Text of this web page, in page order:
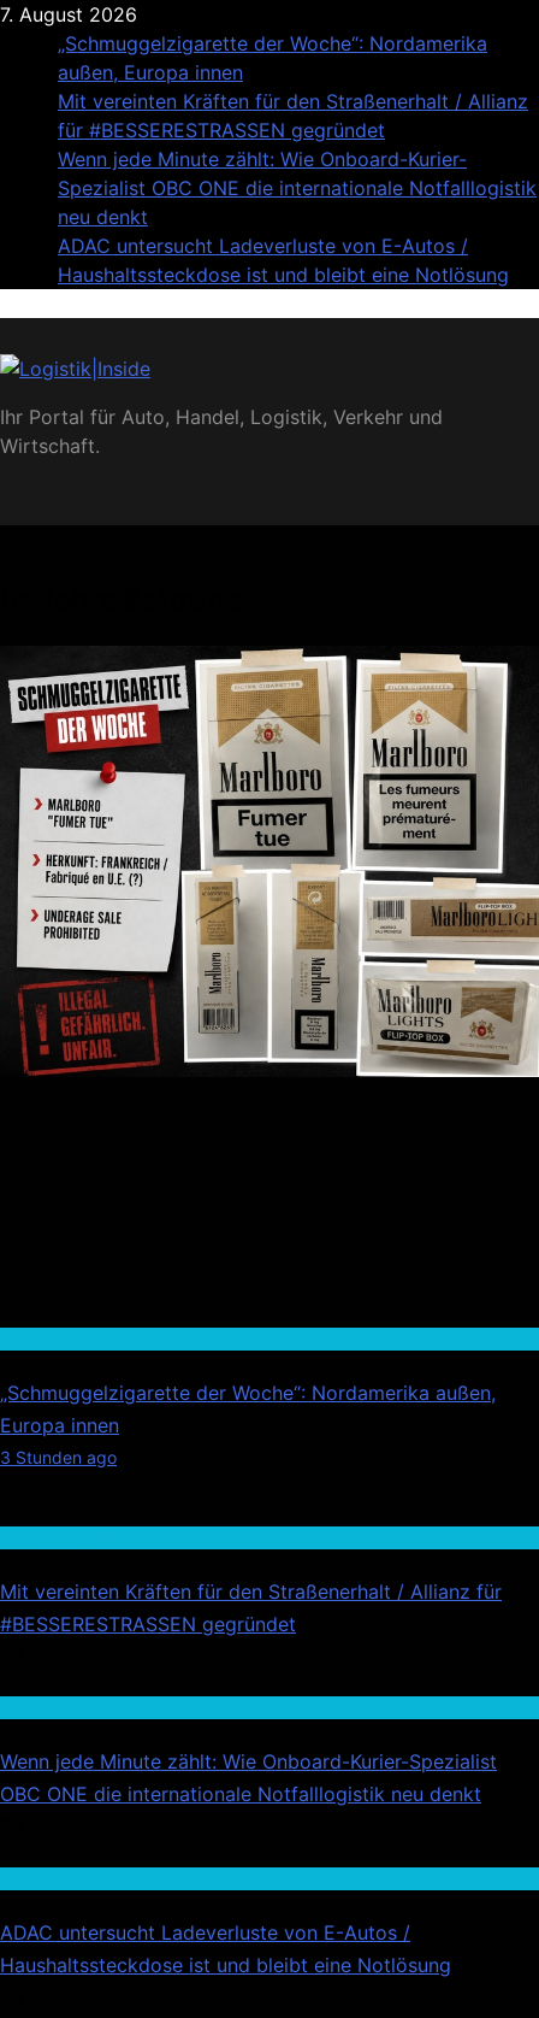
Skip
content
7. August 2026
„Schmuggelzigarette der Woche“: Nordamerika
außen, Europa innen
Mit vereinten Kräften für den Straßenerhalt / Allianz
für #BESSERESTRASSEN gegründet
Wenn jede Minute zählt: Wie Onboard-Kurier-
Spezialist OBC ONE die internationale Notfalllogistik
neu denkt
ADAC untersucht Ladeverluste von E-Autos /
Haushaltssteckdose ist und bleibt eine Notlösung
Logistik|Inside
Ihr Portal für Auto, Handel, Logistik, Verkehr und
Wirtschaft.
„Schmuggelzigarette der Woche“: Nordamerika außen,
Europa innen
3 Stunden ago
Mit vereinten Kräften für den Straßenerhalt / Allianz für
#BESSERESTRASSEN gegründet
Wenn jede Minute zählt: Wie Onboard-Kurier-Spezialist
OBC ONE die internationale Notfalllogistik neu denkt
ADAC untersucht Ladeverluste von E-Autos /
Haushaltssteckdose ist und bleibt eine Notlösung